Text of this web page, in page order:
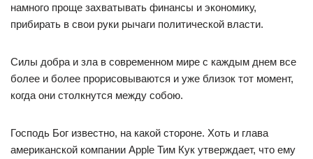
намного проще захватывать финансы и экономику,
прибирать в свои руки рычаги политической власти.
Силы добра и зла в современном мире с каждым днем все
более и более прорисовываются и уже близок тот момент,
когда они столкнутся между собою.
Господь Бог известно, на какой стороне. Хоть и глава
американской компании Apple Тим Кук утверждает, что ему